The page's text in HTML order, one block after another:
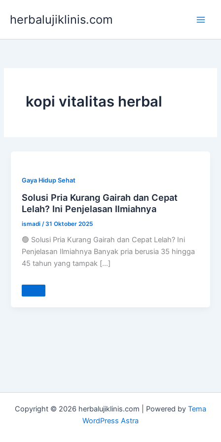
herbalujiklinis.com
kopi vitalitas herbal
Gaya Hidup Sehat
Solusi Pria Kurang Gairah dan Cepat
Lelah? Ini Penjelasan Ilmiahnya
ismadi /31 Oktober 2025
🟢 Solusi Pria Kurang Gairah dan Cepat Lelah? Ini
Penjelasan Ilmiahnya Banyak pria berusia 35 hingga
45 tahun yang tampak […]
Copyright © 2026 herbalujiklinis.com | Powered by Tema
WordPress Astra